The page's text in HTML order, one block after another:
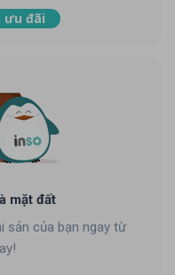
mặt đất
sản của bạn ngay từ
ưu đãi